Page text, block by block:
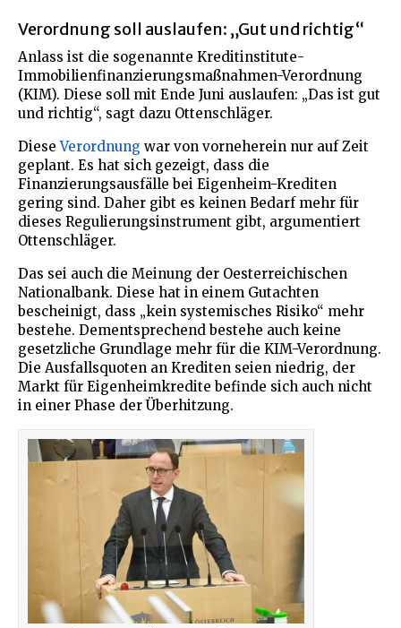
Verordnung soll auslaufen: „Gut und richtig“
Anlass ist die sogenannte Kreditinstitute-
Immobilienfinanzierungsmaßnahmen-Verordnung
(KIM). Diese soll mit Ende Juni auslaufen: „Das ist gut
und richtig“, sagt dazu Ottenschläger.
DieseVerordnung war von vorneherein nur auf Zeit
geplant. Es hat sich gezeigt, dass die
Finanzierungsausfälle bei Eigenheim-Krediten
gering sind. Daher gibt es keinen Bedarf mehr für
dieses Regulierungsinstrument gibt, argumentiert
Ottenschläger.
Das sei auch die Meinung der Oesterreichischen
Nationalbank. Diese hat in einem Gutachten
bescheinigt, dass „kein systemisches Risiko“ mehr
bestehe. Dementsprechend bestehe auch keine
gesetzliche Grundlage mehr für die KIM-Verordnung.
Die Ausfallsquoten an Krediten seien niedrig, der
Markt für Eigenheimkredite befinde sich auch nicht
in einer Phase der Überhitzung.